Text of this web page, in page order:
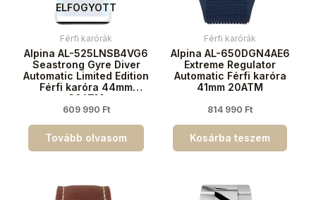
ELFOGYOTT
Férfi karórák
Alpina AL-525LNSB4VG6
Seastrong Gyre Diver
Automatic Limited Edition
Férfi karóra 44mm
30ATM
609 990 Ft
Tovább olvasom
Férfi karórák
Alpina AL-650DGN4AE6
Extreme Regulator
Automatic Férfi karóra
41mm 20ATM
814 990 Ft
Kosárba teszem